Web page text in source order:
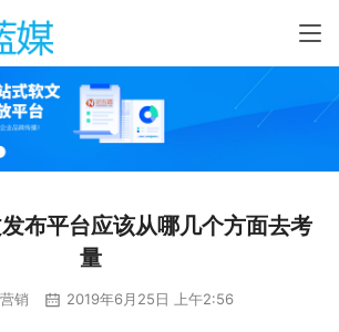
布平台应该从哪几个方面去考
量
销 2019年6月25日 上午2:56